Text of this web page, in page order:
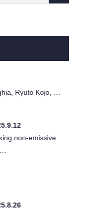
Ryuto Kojo, …
non-emissive